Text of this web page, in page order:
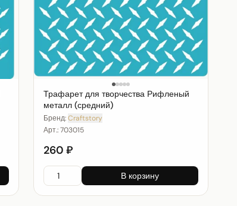
Трафарет для творчества Рифленый
металл (средний)
Бренд:Craftstory
Арт.:703015
260 ₽
В корзину